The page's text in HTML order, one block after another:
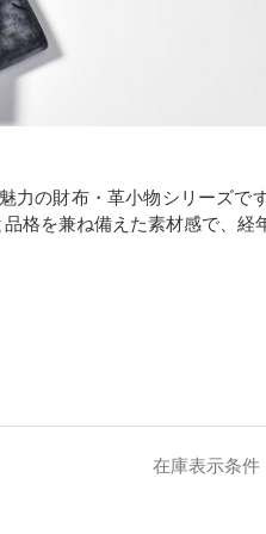
力の財布・革小物シリーズで
格を兼ね備えた素材感で、経
在庫表示条件